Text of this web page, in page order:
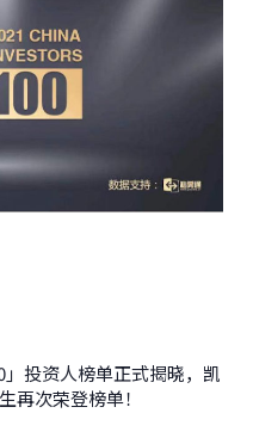
投资人榜单正式揭晓，凯
再次荣登榜单！